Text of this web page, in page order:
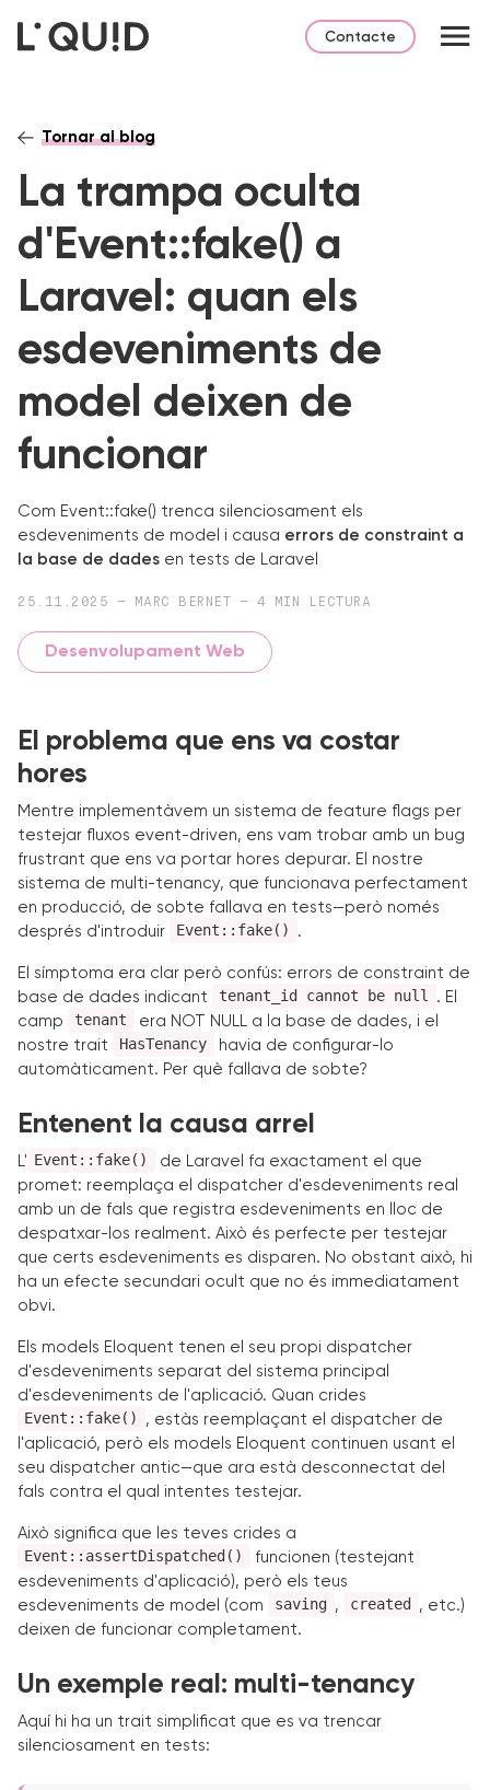
Contacte
Tornar al blog
La trampa oculta
d'Event::fake() a
Laravel: quan els
esdeveniments de
model deixen de
funcionar
Com Event::fake() trenca silenciosament els
esdeveniments de model i causa errors de constraint a
la base de dades en tests de Laravel
25.11.2025 — MARC BERNET — 4 MIN LECTURA
Desenvolupament Web
El problema que ens va costar
hores
Mentre implementàvem un sistema de feature flags per
testejar fluxos event-driven, ens vam trobar amb un bug
frustrant que ens va portar hores depurar. El nostre
sistema de multi-tenancy, que funcionava perfectament
en producció, de sobte fallava en tests—però només
després d'introduir
Event::fake() .
El símptoma era clar però confús: errors de constraint de
base de dades indicant
tenant_id cannot be null . El
camp
tenant
era NOT NULL a la base de dades, i el
nostre trait
HasTenancy
havia de configurar-lo
automàticament. Per què fallava de sobte?
Entenent la causa arrel
L' Event::fake()
de Laravel fa exactament el que
promet: reemplaça el dispatcher d'esdeveniments real
amb un de fals que registra esdeveniments en lloc de
despatxar-los realment. Això és perfecte per testejar
que certs esdeveniments es disparen. No obstant això, hi
ha un efecte secundari ocult que no és immediatament
obvi.
Els models Eloquent tenen el seu propi dispatcher
d'esdeveniments separat del sistema principal
d'esdeveniments de l'aplicació. Quan crides
Event::fake()
, estàs reemplaçant el dispatcher de
l'aplicació, però els models Eloquent continuen usant el
seu dispatcher antic—que ara està desconnectat del
fals contra el qual intentes testejar.
Això significa que les teves crides a
Event::assertDispatched()
funcionen (testejant
esdeveniments d'aplicació), però els teus
esdeveniments de model (com
saving , created
, etc.)
deixen de funcionar completament.
Un exemple real: multi-tenancy
Aquí hi ha un trait simplificat que es va trencar
silenciosament en tests: